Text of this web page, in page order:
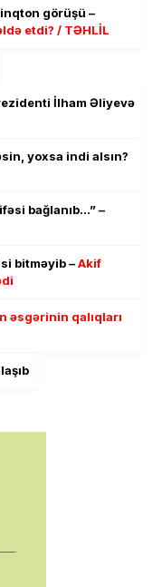
görüşü –
etdi? / TƏHLİL
İlham Əliyevə
yoxsa indi alsın?
bağlanıb…” –
bitməyib –Akif
əsgərinin qalıqları